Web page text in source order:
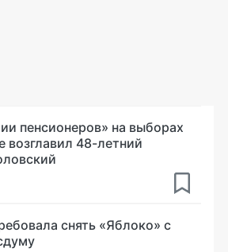
пенсионеров» на выборах
возглавил 48-летний
снять «Яблоко» с